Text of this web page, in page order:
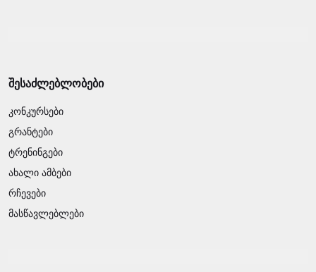
შესაძლებლობები
კონკურსები
გრანტები
ტრენინგები
ახალი ამბები
რჩევები
მასწავლებლები